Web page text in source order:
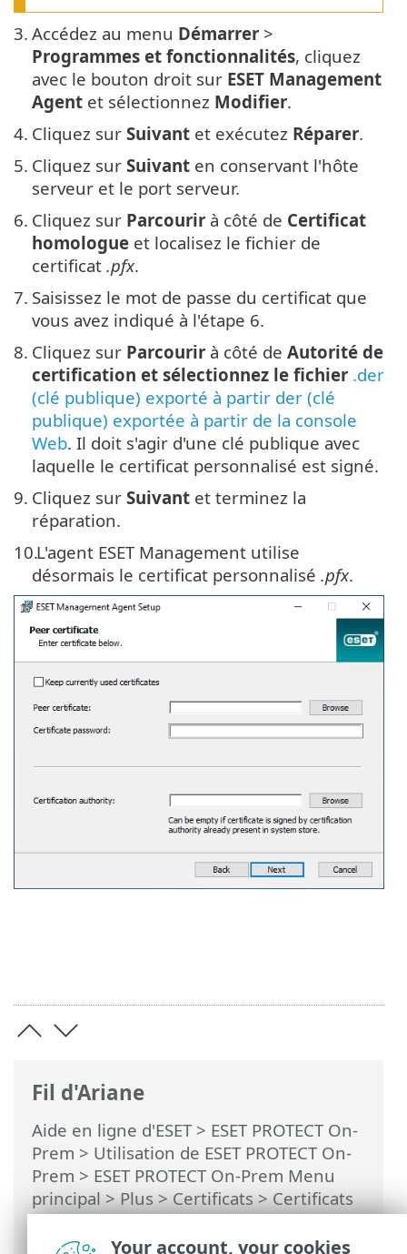
Fil d'Ariane
Aide en ligne d'ESET> ESET PROTECT On-
Prem > Utilisation de ESET PROTECT On-
Prem > ESET PROTECT On-Prem Menu
principal>Plus>Certificats>Certificats
homologues> Comment utiliser des
certificats personnalisés avec ESET
3. Accédez au menu Démarrer >
Programmes et fonctionnalités, cliquez
avec le bouton droit sur ESET Management
Agent et sélectionnez Modifier.
4. Cliquez sur Suivant et exécutez Réparer.
5. Cliquez sur Suivant en conservant l'hôte
serveur et le port serveur.
6. Cliquez sur Parcourir à côté de Certificat
homologue et localisez le fichier de
certificat .pfx.
7. Saisissez le mot de passe du certificat que
vous avez indiqué à l'étape 6.
8. Cliquez sur Parcourir à côté de Autorité de
certification et sélectionnez le fichier .der
(clé publique) exporté à partir der (clé
publique) exportée à partir de la console
Web. Il doit s'agir d'une clé publique avec
laquelle le certificat personnalisé est signé.
9. Cliquez sur Suivant et terminez la
réparation.
10.L'agent ESET Management utilise
désormais le certificat personnalisé .pfx.
Your account, your cookies